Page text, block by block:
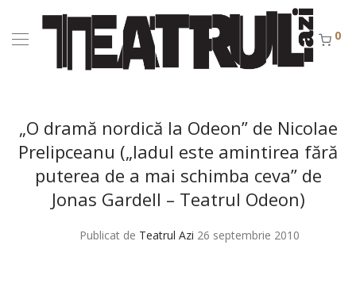
0
„O dramă nordică la Odeon” de Nicolae
Prelipceanu („Iadul este amintirea fără
puterea de a mai schimba ceva” de
Jonas Gardell – Teatrul Odeon)
Publicat de Teatrul Azi 26 septembrie 2010